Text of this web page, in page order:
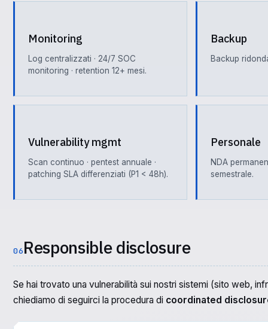
Monitoring
Log centralizzati · 24/7 SOC
monitoring · retention 12+ mesi.
Backup
Backup
Vulnerability mgmt
Scan continuo · pentest annuale ·
patching SLA differenziati (P1 < 48h).
Personale
NDA
semestrale.
06Responsible disclosure
Se hai trovato una vulnerabilità sui nostri sistemi (sito web,
chiediamo di seguirci la procedura di coordinated